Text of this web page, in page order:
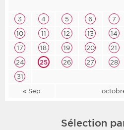
« Sep
3
4 5 6 7
10
11 12 13 14
17
18 19 20 21
24
25 26 27 28
31
Sélection